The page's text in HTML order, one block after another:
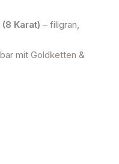
Karat) – filigran,
mit Goldketten &